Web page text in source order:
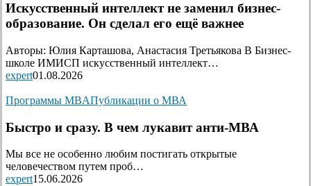
Искусственный интеллект не заменил бизнес-
образование. Он сделал его ещё важнее
Авторы: Юлия Карташова, Анастасия Третьякова В Бизнес-
школе ИМИСП искусственный интеллект…
expert01.08.2026
Программы MBAПубликации о МВА
Быстро и сразу. В чем лукавит анти-МВА
Мы все не особенно любим постигать открытые
человечеством путем проб…
expert15.06.2026